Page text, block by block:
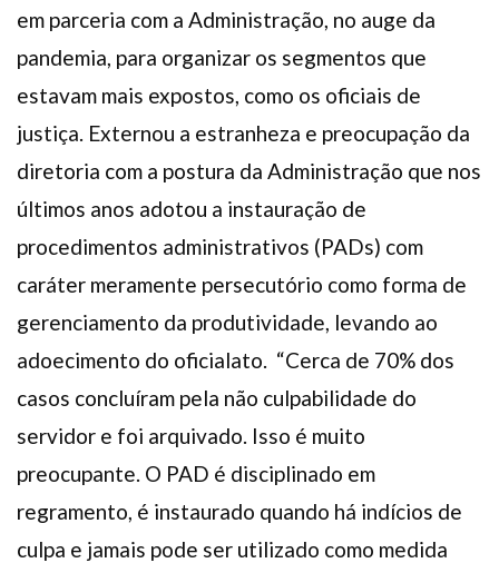
em parceria com a Administração, no auge da
pandemia, para organizar os segmentos que
estavam mais expostos, como os oficiais de
justiça. Externou a estranheza e preocupação da
diretoria com a postura da Administração que nos
últimos anos adotou a instauração de
procedimentos administrativos (PADs) com
caráter meramente persecutório como forma de
gerenciamento da produtividade, levando ao
adoecimento do oficialato. “Cerca de 70% dos
casos concluíram pela não culpabilidade do
servidor e foi arquivado. Isso é muito
preocupante. O PAD é disciplinado em
regramento, é instaurado quando há indícios de
culpa e jamais pode ser utilizado como medida